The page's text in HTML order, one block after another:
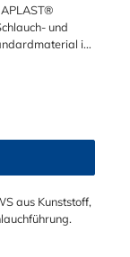
und
ist
miteinander
Wasser, Luft,
kann eine
durch eine
finden
fast allen